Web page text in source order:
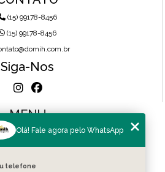
(15) 99178-8456
(15) 99178-8456
Siga-Nos
MENU
HOME
Olá! Fale agora pelo WhatsApp
telefone